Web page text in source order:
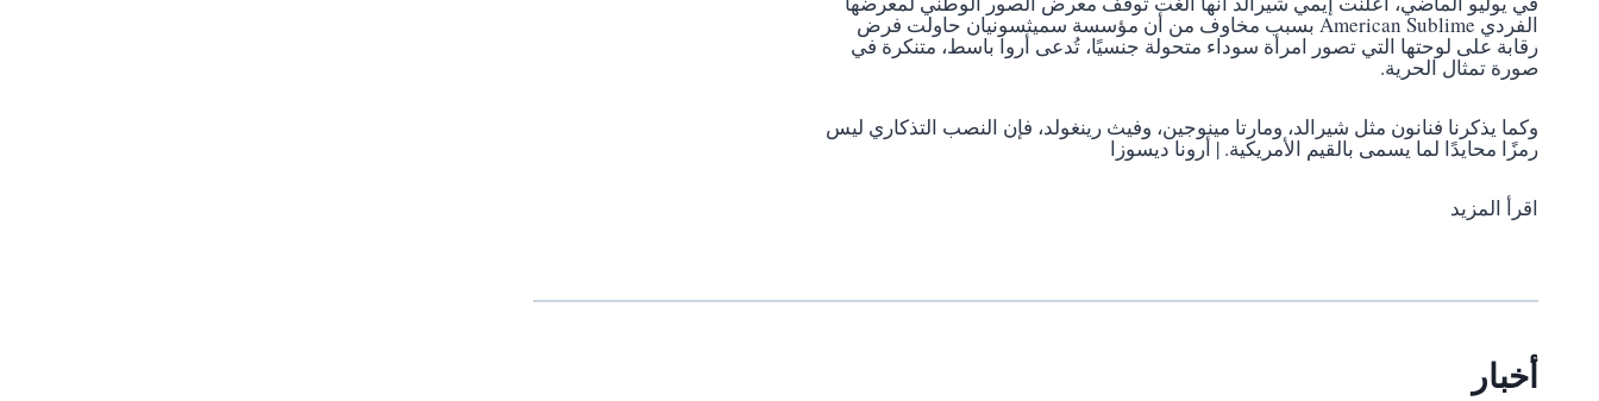
الفردي American Sublime بسبب مخاوف من أن مؤسسة سميثسونيان حاولت فرض
رقابة على لوحتها التي تصور امرأة سوداء متحولة جنسيًا، تُدعى أروا باسط، متنكرة في
صورة تمثال الحرية.
وكما يذكرنا فنانون مثل شيرالد، ومارتا مينوجين، وفيث رينغولد، فإن النصب التذكاري ليس
رمزًا محايدًا لما يسمى بالقيم الأمريكية. | أرونا ديسوزا
اقرأ المزيد
أخبار